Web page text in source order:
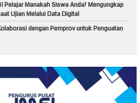
Pelajar Manakah Siswa Anda? Mengungkap
Ujian Melalui Data Digital
dengan Pemprov untuk Penguatan